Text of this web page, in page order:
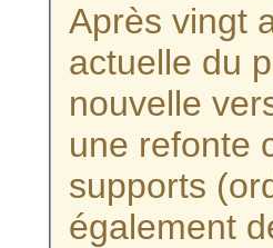
Après vingt
actuelle du
nouvelle
une refonte
supports
également